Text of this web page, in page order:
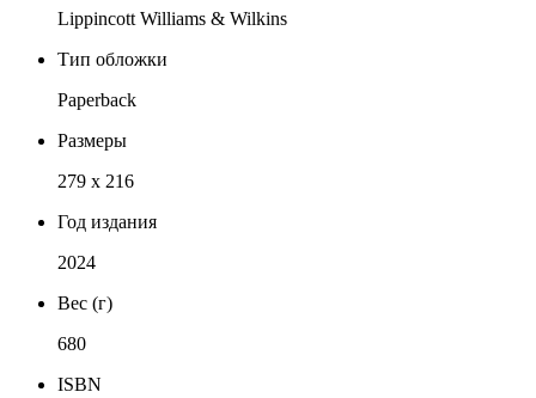
Lippincott Williams & Wilkins
Тип обложки
Paperback
Размеры
279 x 216
Год издания
2024
Вес (г)
680
ISBN